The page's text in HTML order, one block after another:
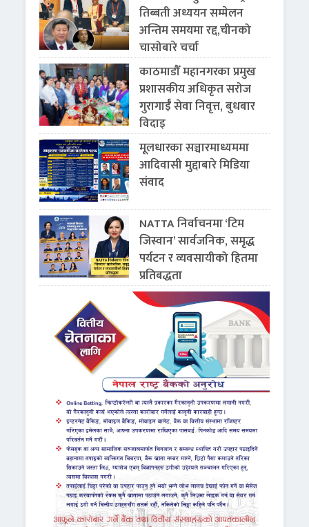
तिब्बती अध्ययन सम्मेलन
अन्तिम समयमा रद्द,चीनको
चासोबारे चर्चा
काठमाडौँ महानगरका प्रमुख
प्रशासकीय अधिकृत सरोज
गुरागाईँ सेवा निवृत्त, बुधबार
विदाइ
मूलधारका सञ्चारमाध्यममा
आदिवासी मुद्दाबारे मिडिया
संवाद
NATTA निर्वाचनमा ‘टिम
जिस्वान’ सार्वजनिक, समृद्ध
पर्यटन र व्यवसायीको हितमा
प्रतिबद्धता